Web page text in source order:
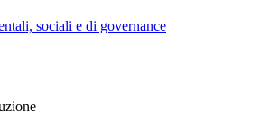
sociali e di governance